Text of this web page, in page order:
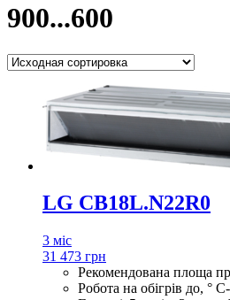
900...600
LG CB18L.N22R0
3 міс
31 473 грн
Рекомендована площа
Робота на обігрів до, ° С